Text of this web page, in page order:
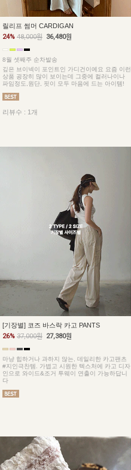
릴리프 썸머 CARDIGAN
24% 48,000원 36,480원
8월 셋째주 순차발송
깊은 브이넥이 포인트인 가디건이예요 요즘 이런
상품 굉장히 많이 보이는데 그중에 컬러나이나
파임정도,원단, 핏이 모두 마음에 드는 아이템!
리뷰수 : 1개
[기장별] 코즈 바스락 카고 PANTS
26% 37,000원 27,380원
마냥 힙하거나 과하지 않는, 데일리한 카고팬츠
#지인극찬템. 가볍고 시원한 텍스처에 카고 디자
인으로 와이드&조거 투웨이 연출이 가능하답니
다